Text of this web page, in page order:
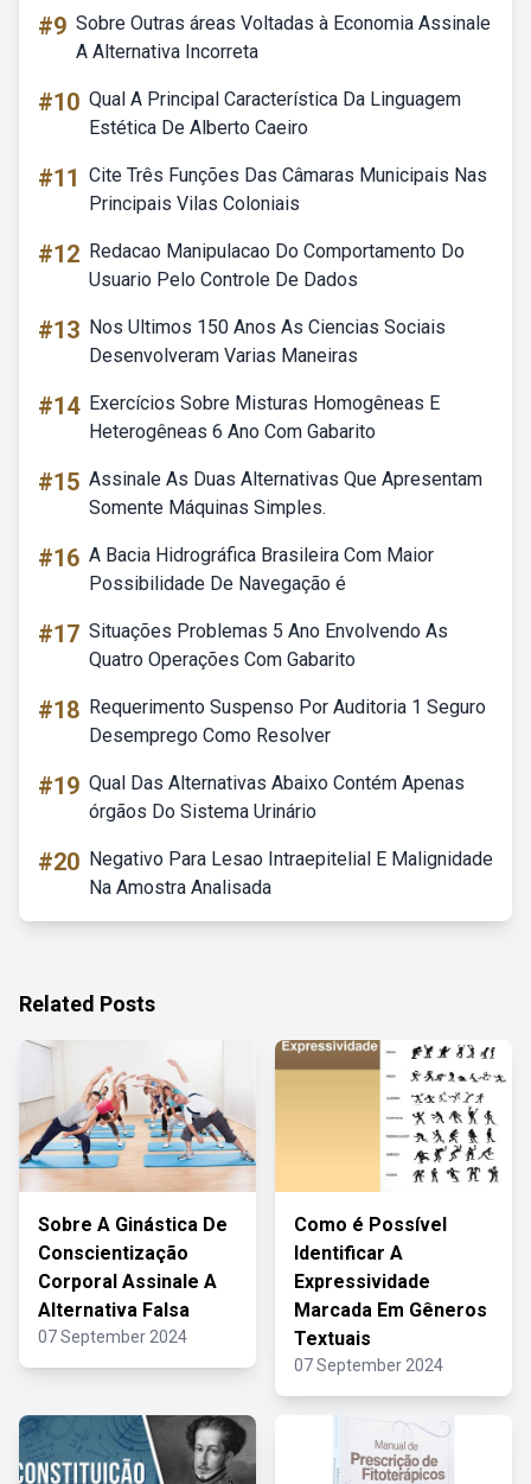
#9 Sobre Outras áreas Voltadas à Economia Assinale
A Alternativa Incorreta
#10 Qual A Principal Característica Da Linguagem
Estética De Alberto Caeiro
#11 Cite Três Funções Das Câmaras Municipais Nas
Principais Vilas Coloniais
#12 Redacao Manipulacao Do Comportamento Do
Usuario Pelo Controle De Dados
#13 Nos Ultimos 150 Anos As Ciencias Sociais
Desenvolveram Varias Maneiras
#14 Exercícios Sobre Misturas Homogêneas E
Heterogêneas 6 Ano Com Gabarito
#15 Assinale As Duas Alternativas Que Apresentam
Somente Máquinas Simples.
#16 A Bacia Hidrográfica Brasileira Com Maior
Possibilidade De Navegação é
#17 Situações Problemas 5 Ano Envolvendo As
Quatro Operações Com Gabarito
#18 Requerimento Suspenso Por Auditoria 1 Seguro
Desemprego Como Resolver
#19 Qual Das Alternativas Abaixo Contém Apenas
órgãos Do Sistema Urinário
#20 Negativo Para Lesao Intraepitelial E Malignidade
Na Amostra Analisada
Related Posts
Sobre A Ginástica De
Conscientização
Corporal Assinale A
Alternativa Falsa
07 September 2024
Como é Possível
Identificar A
Expressividade
Marcada Em Gêneros
Textuais
07 September 2024